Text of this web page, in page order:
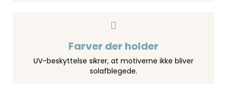
Farver der holder
UV-beskyttelse sikrer, at motiverne ikke bliver
solafblegede.